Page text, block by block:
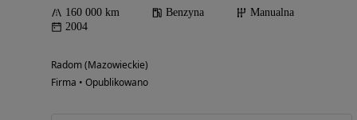
160 000 km Benzyna
Manualna
2004
Radom (Mazowieckie)
Firma • Opublikowano